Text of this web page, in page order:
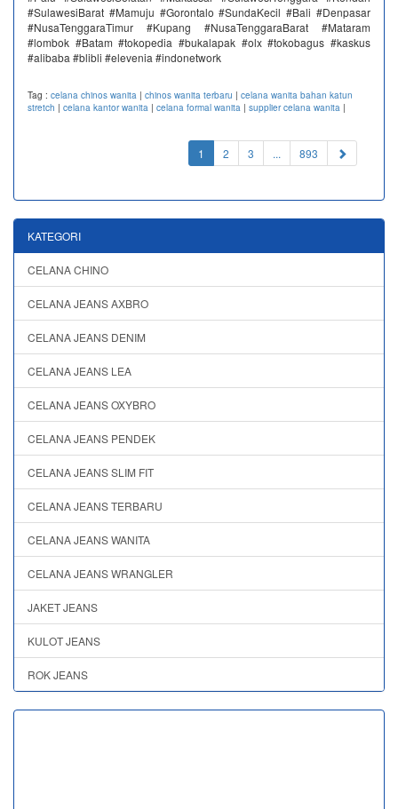
#SulawesiBarat #Mamuju #Gorontalo #SundaKecil #Bali #Denpasar
#NusaTenggaraTimur #Kupang #NusaTenggaraBarat #Mataram
#lombok #Batam #tokopedia #bukalapak #olx #tokobagus #kaskus
#alibaba #blibli #elevenia #indonetwork
Tag : celana chinos wanita | chinos wanita terbaru | celana wanita bahan katun
stretch | celana kantor wanita | celana formal wanita | supplier celana wanita |
1 (current)
2 3 ... 893
KATEGORI
CELANA CHINO
CELANA JEANS AXBRO
CELANA JEANS DENIM
CELANA JEANS LEA
CELANA JEANS OXYBRO
CELANA JEANS PENDEK
CELANA JEANS SLIM FIT
CELANA JEANS TERBARU
CELANA JEANS WANITA
CELANA JEANS WRANGLER
JAKET JEANS
KULOT JEANS
ROK JEANS